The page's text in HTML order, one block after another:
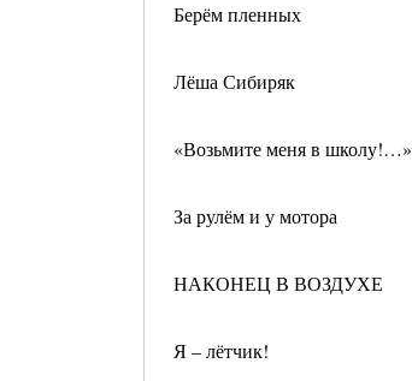
Берём пленных
Лёша Сибиряк
«Возьмите меня в школу!…»
За рулём и у мотора
НАКОНЕЦ В ВОЗДУХЕ
Я – лётчик!